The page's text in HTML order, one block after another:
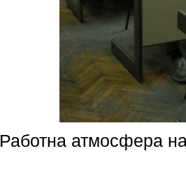
Работна атмосфера